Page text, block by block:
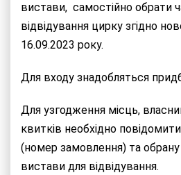
вистави, самостійно обрати
відвідування цирку згідно
16.09.2023 року.
Для входу знадобляться
Для узгодження місць,
квитків необхідно
(номер замовлення) та обрану
вистави для відвідування.